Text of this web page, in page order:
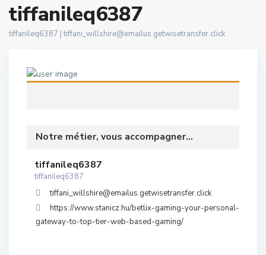
tiffanileq6387
tiffanileq6387 |tiffani_willshire@emailus.getwisetransfer.click
Notre métier, vous accompagner...
tiffanileq6387
tiffanileq6387
tiffani_willshire@emailus.getwisetransfer.click
https://www.stanicz.hu/betlix-gaming-your-personal-
gateway-to-top-tier-web-based-gaming/